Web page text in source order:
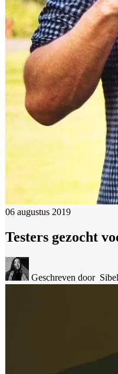
06 augustus 2019
Testers gezocht
Geschreven door